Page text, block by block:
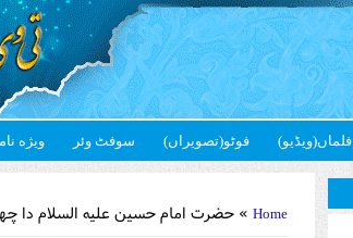
فلماں(ویڈیو) فوٹو(تصویراں) سوفٹ وئر ویژه
Home » حضرت امام حسین علیه السلام دا